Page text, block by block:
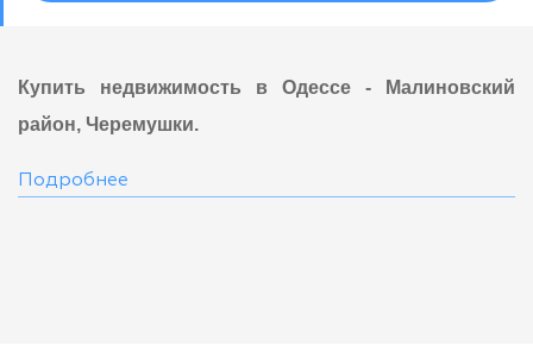
Купить недвижимость в Одессе - Малиновский
район, Черемушки.
Подробнее